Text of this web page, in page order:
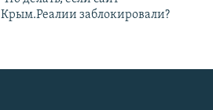
Крым.Реалии заблокировали?